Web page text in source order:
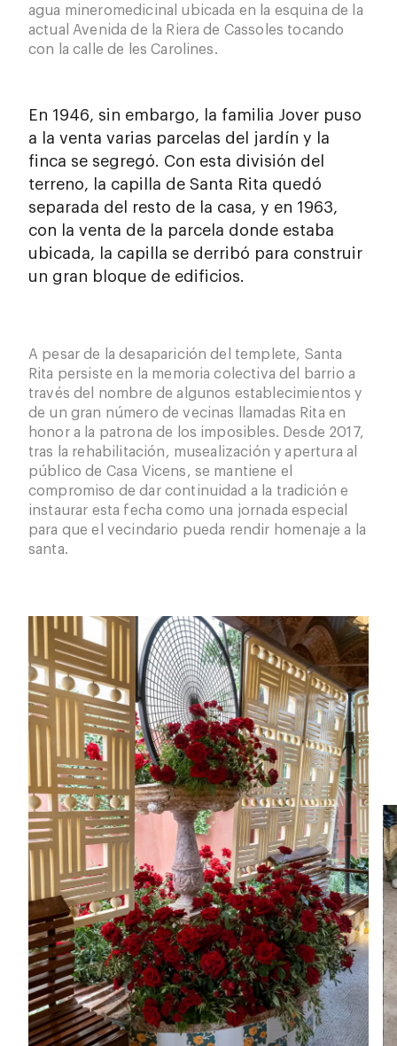
agua mineromedicinal ubicada en la esquina de la
actual Avenida de la Riera de Cassoles tocando
con la calle de les Carolines.
En 1946, sin embargo, la familia Jover puso
a la venta varias parcelas del jardín y la
finca se segregó. Con esta división del
terreno, la capilla de Santa Rita quedó
separada del resto de la casa, y en 1963,
con la venta de la parcela donde estaba
ubicada, la capilla se derribó para construir
un gran bloque de edificios.
A pesar de la desaparición del templete, Santa
Rita persiste en la memoria colectiva del barrio a
través del nombre de algunos establecimientos y
de un gran número de vecinas llamadas Rita en
honor a la patrona de los imposibles. Desde 2017,
tras la rehabilitación, musealización y apertura al
público de Casa Vicens, se mantiene el
compromiso de dar continuidad a la tradición e
instaurar esta fecha como una jornada especial
para que el vecindario pueda rendir homenaje a la
santa.